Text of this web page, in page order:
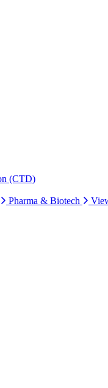
(CTD)
Pharma & Biotech